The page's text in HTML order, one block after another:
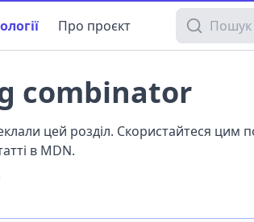
Про проєкт Пошук у
combinator
цей розділ. Скористайтеся цим
в MDN.